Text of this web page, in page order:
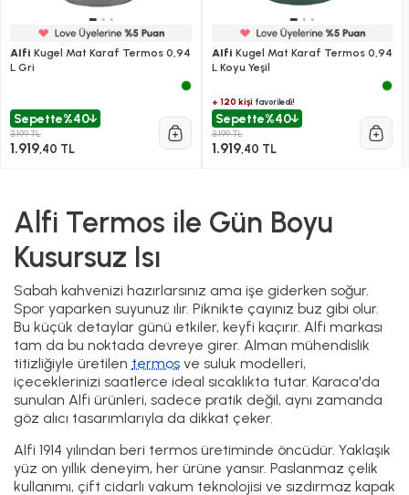
Alfi Kugel Mat Karaf Termos 0,94
L Gri
Sepette%40
3.199 TL
1.919,40 TL
Alfi Kugel Mat Karaf Termos 0,94
L Koyu Yeşil
+ 120 kişifavoriledi!
Sepette%40
3.199 TL
1.919,40 TL
Alfi Termos ile Gün Boyu
Kusursuz Isı
Sabah kahvenizi hazırlarsınız ama işe giderken soğur.
Spor yaparken suyunuz ılır. Piknikte çayınız buz gibi olur.
Bu küçük detaylar günü etkiler, keyfi kaçırır. Alfi markası
tam da bu noktada devreye girer. Alman mühendislik
titizliğiyle üretilen termos ve suluk modelleri,
içeceklerinizi saatlerce ideal sıcaklıkta tutar. Karaca'da
sunulan Alfi ürünleri, sadece pratik değil, aynı zamanda
göz alıcı tasarımlarıyla da dikkat çeker.
Alfi 1914 yılından beri termos üretiminde öncüdür. Yaklaşık
yüz on yıllık deneyim, her ürüne yansır. Paslanmaz çelik
kullanımı, çift cidarlı vakum teknolojisi ve sızdırmaz kapak